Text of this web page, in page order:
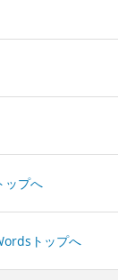
ップへ
トップへ